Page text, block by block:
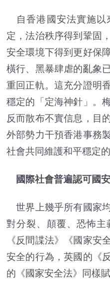
自香港國安法實施以
定，法治秩序得到鞏固
安全環境下得到更好保
橫行、黑暴肆虐的亂象
重回正軌。這充分證明
穩定的「定海神針」。
反而散布不實信息，目
外部勢力干預香港事務
社會共同維護和平穩定
國際社會普遍認可國
世界上幾乎所有國家
對分裂、顛覆、恐怖
《反間諜法》《國家安
安全的行為，英國的《
的《國家安全法》同樣